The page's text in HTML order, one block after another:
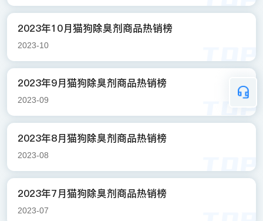
2023年10月猫狗除臭剂商品热销榜
2023-10
2023年9月猫狗除臭剂商品热销榜
2023-09
2023年8月猫狗除臭剂商品热销榜
2023-08
2023年7月猫狗除臭剂商品热销榜
2023-07